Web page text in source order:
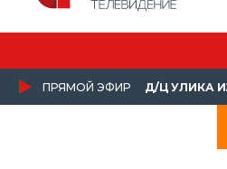
ПРЯМОЙ ЭФИР Д/Ц УЛИКА